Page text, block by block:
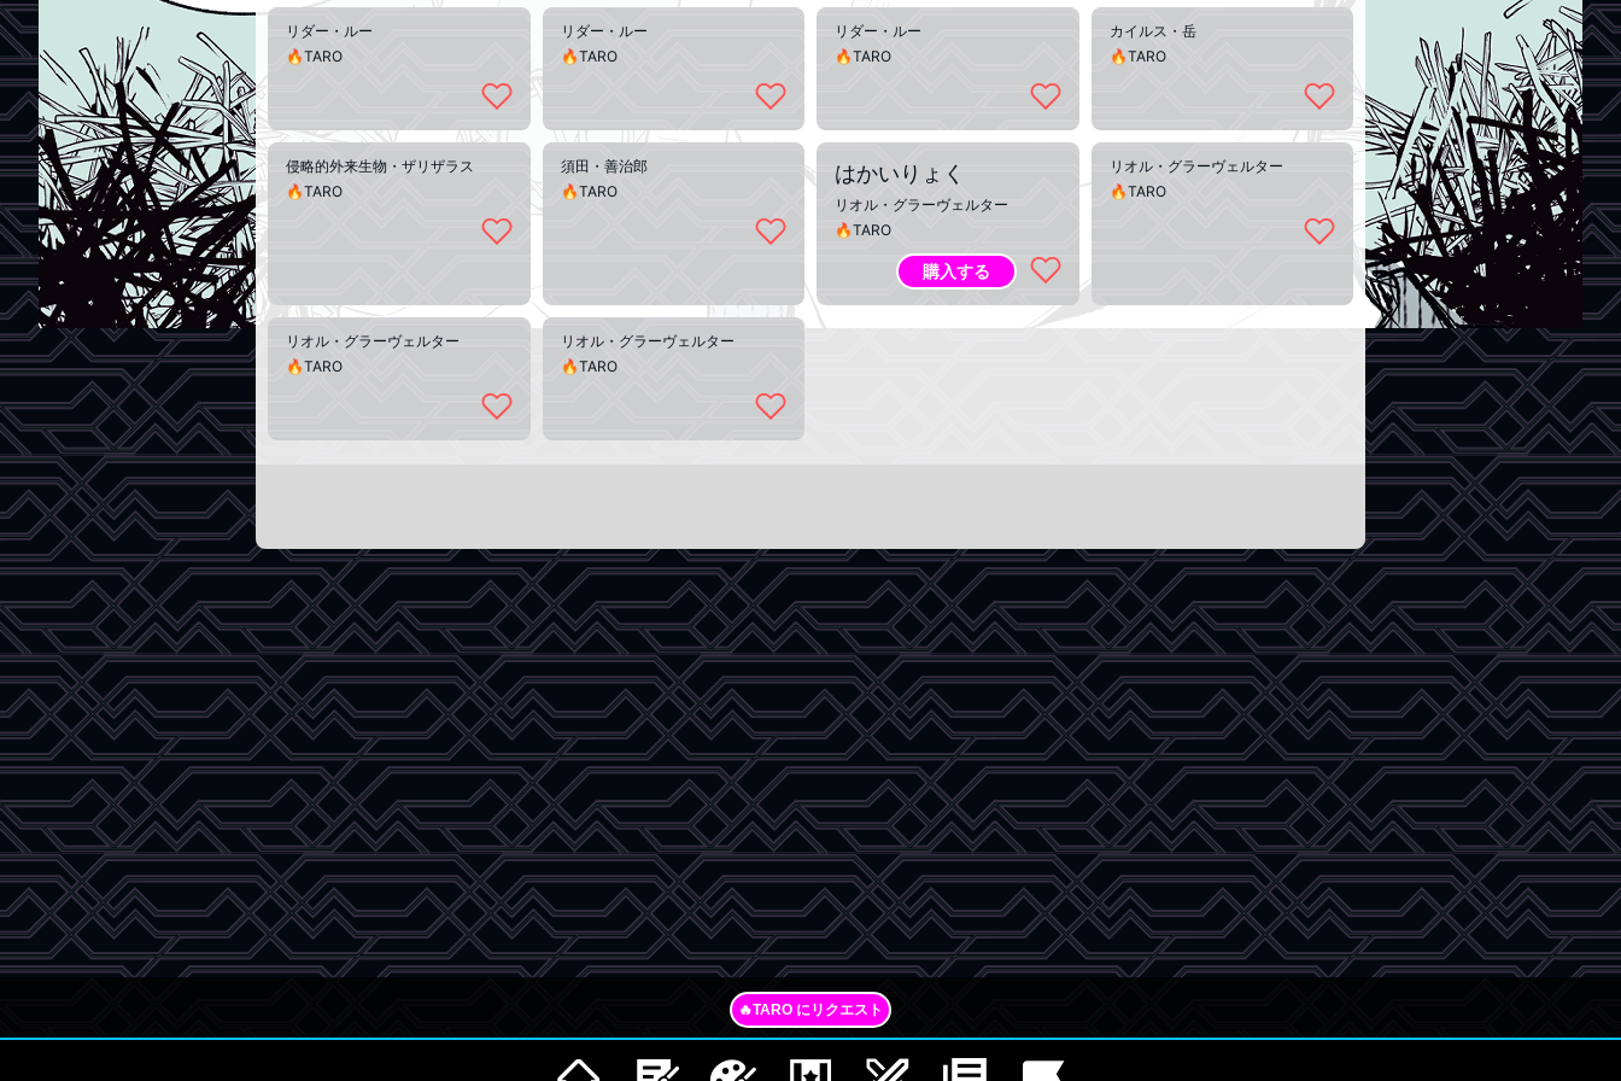
リダー・ルー
🔥TARO
リダー・ルー
🔥TARO
リダー・ルー
🔥TARO
カイルス・岳
🔥TARO
侵略的外来生物・ザリザラス
🔥TARO
須田・善治郎
🔥TARO
はかいりょく
リオル・グラーヴェルター
🔥TARO
購入する
リオル・グラーヴェルター
🔥TARO
リオル・グラーヴェルター
🔥TARO
リオル・グラーヴェルター
🔥TARO
🔥TARO にリクエスト